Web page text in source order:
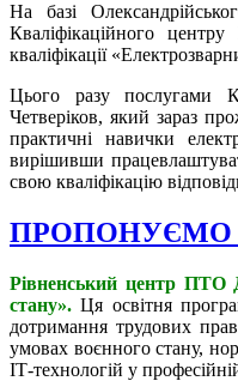
На базі
Кваліфікаційного
кваліфікації
Цього разу послугами
Четверіков, який зараз
практичні навички
вирішивши
свою кваліфікацію
ПРОПОНУЄМО
Рівненський центр ПТО
стану». Ця освітня
дотримання трудових
умовах воєнного стану,
ІТ-технологій у